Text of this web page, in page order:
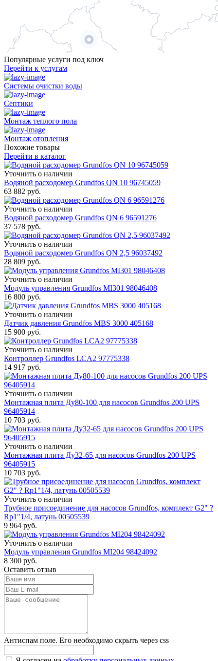
Популярные услуги под ключ
Перейти к услугам
Системы очистки воды
Септики
Монтаж теплого пола
Монтаж отопления
Похожие товары
Перейти в каталог
Уточнить о наличии
Водяной расходомер Grundfos QN 10 96745059
63 882 руб.
Уточнить о наличии
Водяной расходомер Grundfos QN 6 96591276
37 578 руб.
Уточнить о наличии
Водяной расходомер Grundfos QN 2,5 96037492
28 809 руб.
Уточнить о наличии
Модуль управления Grundfos MI301 98046408
16 800 руб.
Уточнить о наличии
Датчик давления Grundfos MBS 3000 405168
15 900 руб.
Уточнить о наличии
Контроллер Grundfos LCA2 97775338
14 917 руб.
Уточнить о наличии
Монтажная плита Ду80-100 для насосов Grundfos 200 UPS
96405914
10 703 руб.
Уточнить о наличии
Монтажная плита Ду32-65 для насосов Grundfos 200 UPS
96405915
10 703 руб.
Уточнить о наличии
Трубное присоединение для насосов Grundfos, комплект G2" ?
Rp1"1/4, латунь 00505539
9 964 руб.
Уточнить о наличии
Модуль управления Grundfos MI204 98424092
8 300 руб.
Оставить отзыв
Антиспам поле. Его необходимо скрыть через css